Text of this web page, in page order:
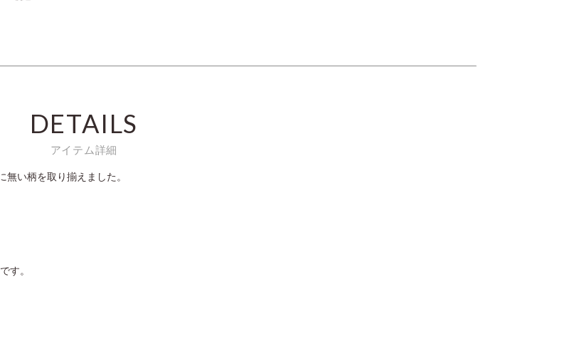
DETAILS
アイテム詳細
い柄を取り揃えました。
す。